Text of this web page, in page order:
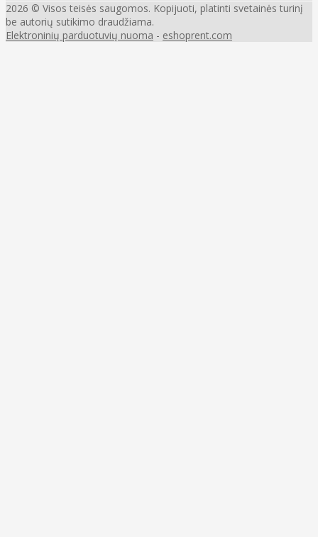
2026 © Visos teisės saugomos. Kopijuoti, platinti svetainės turinį
be autorių sutikimo draudžiama.
Elektroninių parduotuvių nuoma - eshoprent.com